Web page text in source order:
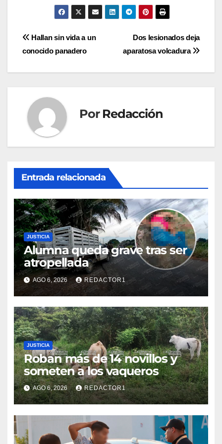
Navegación
Dos lesionados deja
aparatosa volcadura
Hallan sin vida a un
conocido panadero
Por Redacción
Entrada relacionada
JUSTICIA
Alumna queda grave tras ser
atropellada
AGO 6, 2026 REDACTOR1
JUSTICIA
Roban más de 14 novillos y
someten a los vaqueros
AGO 6, 2026 REDACTOR1